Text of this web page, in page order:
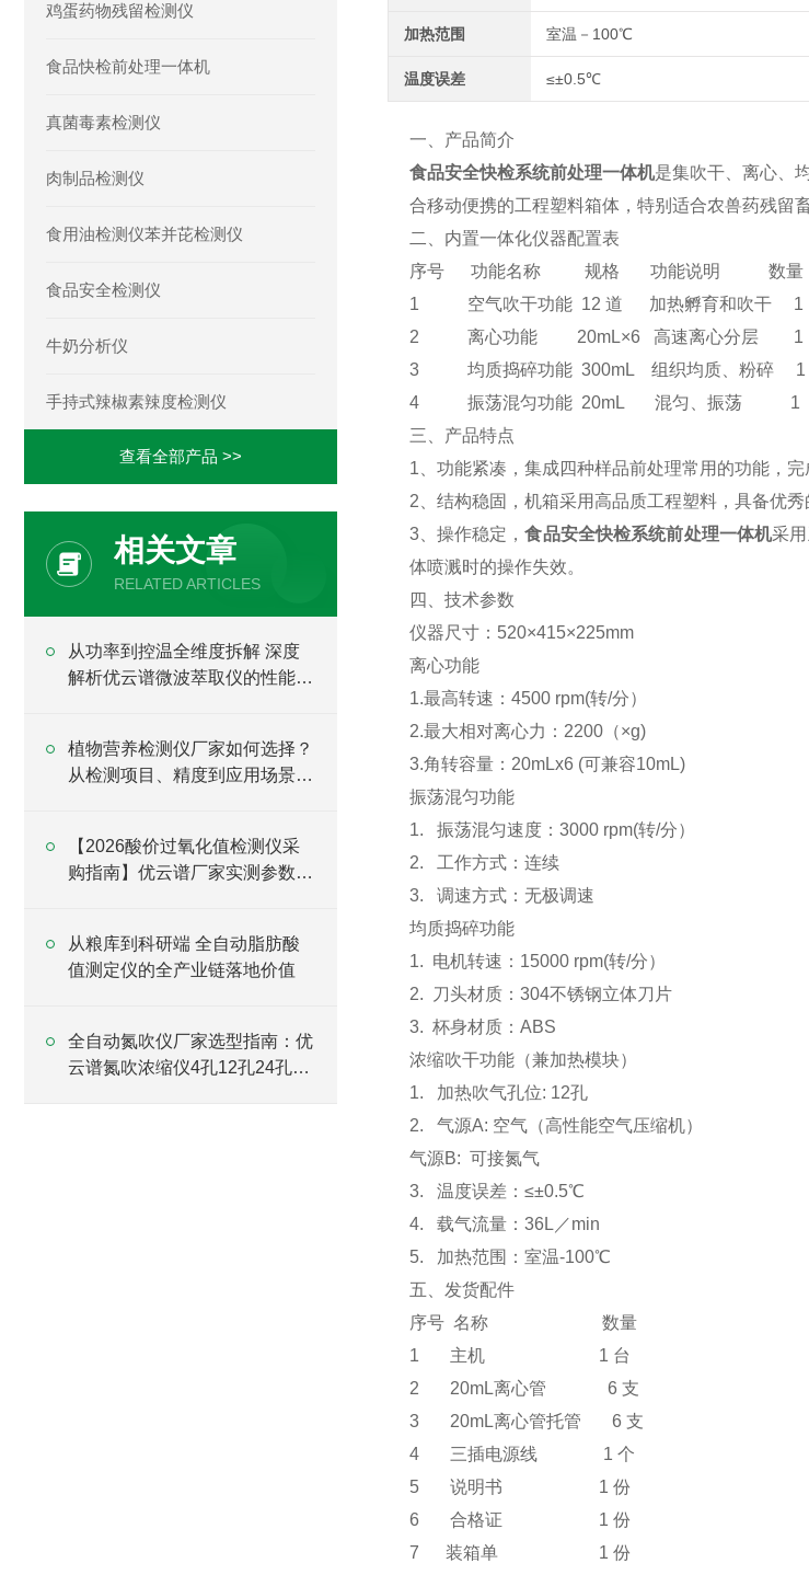
加热范围 室温－100℃
温度误差 ≤±0.5℃
一、产品简介
食品安全快检系统前处理一体机是集吹干、离心、
合移动便携的工程塑料箱体，特别适合农兽药残留
二、内置一体化仪器配置表
序号 功能名称 规格 功能说明 数量
1 空气吹干功能 12 道 加热孵育和吹干 1
2 离心功能 20mL×6 高速离心分层 1
3 均质捣碎功能 300mL 组织均质、粉碎 1
4 振荡混匀功能 20mL 混匀、振荡 1
三、产品特点
1、功能紧凑，集成四种样品前处理常用的功能，完
2、结构稳固，机箱采用高品质工程塑料，具备优秀
3、操作稳定，食品安全快检系统前处理一体机采
体喷溅时的操作失效。
四、技术参数
仪器尺寸：520×415×225mm
离心功能
1.最高转速：4500 rpm(转/分）
2.最大相对离心力：2200（×g)
3.角转容量：20mLx6 (可兼容10mL)
振荡混匀功能
1. 振荡混匀速度：3000 rpm(转/分）
2. 工作方式：连续
3. 调速方式：无极调速
均质捣碎功能
1. 电机转速：15000 rpm(转/分）
2. 刀头材质：304不锈钢立体刀片
3. 杯身材质：ABS
浓缩吹干功能（兼加热模块）
1. 加热吹气孔位: 12孔
2. 气源A: 空气（高性能空气压缩机）
气源B: 可接氮气
3. 温度误差：≤±0.5℃
4. 载气流量：36L／min
5. 加热范围：室温-100℃
五、发货配件
序号 名称 数量
1 主机 1 台
2 20mL离心管 6 支
3 20mL离心管托管 6 支
4 三插电源线 1 个
5 说明书 1 份
6 合格证 1 份
7 装箱单 1 份
鸡蛋药物残留检测仪
食品快检前处理一体机
真菌毒素检测仪
肉制品检测仪
食用油检测仪苯并芘检测仪
食品安全检测仪
牛奶分析仪
手持式辣椒素辣度检测仪
查看全部产品 >>
相关文章
RELATED ARTICLES
从功率到控温全维度拆解 深度
解析优云谱微波萃取仪的性能底
植物营养检测仪厂家如何选择？
从检测项目、精度到应用场景全
【2026酸价过氧化值检测仪采
购指南】优云谱厂家实测参数与
从粮库到科研端 全自动脂肪酸
值测定仪的全产业链落地价值
全自动氮吹仪厂家选型指南：优
云谱氮吹浓缩仪4孔12孔24孔型